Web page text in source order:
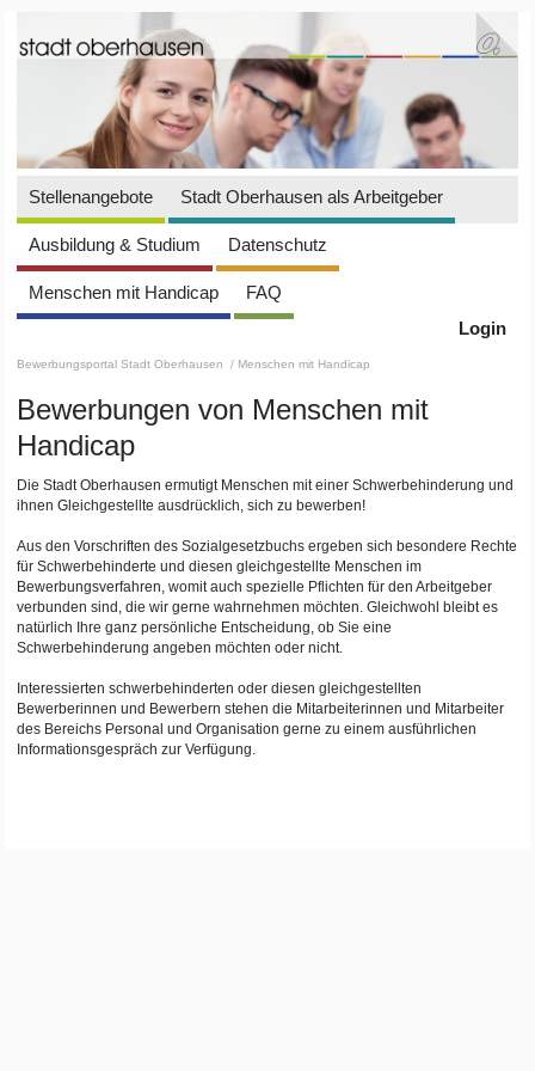
Stellenangebote Stadt Oberhausen als Arbeitgeber
Ausbildung & Studium Datenschutz
Menschen mit Handicap
FAQ
Login
Bewerbungsportal Stadt Oberhausen / Menschen mit Handicap
Bewerbungen von Menschen mit
Handicap
Die Stadt Oberhausen ermutigt Menschen mit einer Schwerbehinderung und
ihnen Gleichgestellte ausdrücklich, sich zu bewerben!
Aus den Vorschriften des Sozialgesetzbuchs ergeben sich besondere Rechte
für Schwerbehinderte und diesen gleichgestellte Menschen im
Bewerbungsverfahren, womit auch spezielle Pflichten für den Arbeitgeber
verbunden sind, die wir gerne wahrnehmen möchten. Gleichwohl bleibt es
natürlich Ihre ganz persönliche Entscheidung, ob Sie eine
Schwerbehinderung angeben möchten oder nicht.
Interessierten schwerbehinderten oder diesen gleichgestellten
Bewerberinnen und Bewerbern stehen die Mitarbeiterinnen und Mitarbeiter
des Bereichs Personal und Organisation gerne zu einem ausführlichen
Informationsgespräch zur Verfügung.